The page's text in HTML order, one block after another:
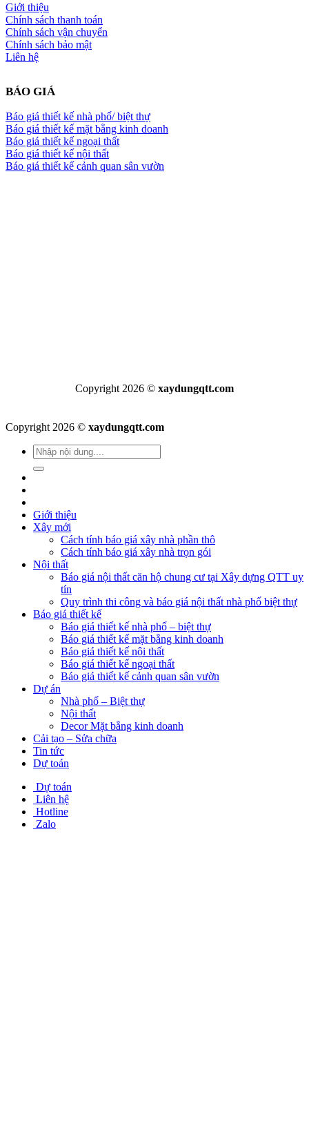
Giới thiệu
Chính sách thanh toán
Chính sách vận chuyển
Chính sách bảo mật
Liên hệ
BÁO GIÁ
Báo giá thiết kế nhà phố/ biệt thự
Báo giá thiết kế mặt bằng kinh doanh
Báo giá thiết kế ngoại thất
Báo giá thiết kế nội thất
Báo giá thiết kế cảnh quan sân vườn
Copyright 2026 © xaydungqtt.com
Copyright 2026 © xaydungqtt.com
Giới thiệu
Xây mới
Cách tính báo giá xây nhà phần thô
Cách tính báo giá xây nhà trọn gói
Nội thất
Báo giá nội thất căn hộ chung cư tại Xây dựng QTT uy
tín
Quy trình thi công và báo giá nội thất nhà phố biệt thự
Báo giá thiết kế
Báo giá thiết kế nhà phố – biệt thự
Báo giá thiết kế mặt bằng kinh doanh
Báo giá thiết kế nội thất
Báo giá thiết kế ngoại thất
Báo giá thiết kế cảnh quan sân vườn
Dự án
Nhà phố – Biệt thự
Nội thất
Decor Mặt bằng kinh doanh
Cải tạo – Sửa chữa
Tin tức
Dự toán
Dự toán
Liên hệ
Hotline
Zalo